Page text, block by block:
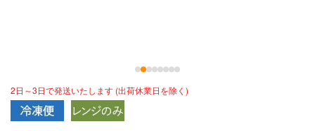
2日～3日で発送いたします (出荷休業日を除く)